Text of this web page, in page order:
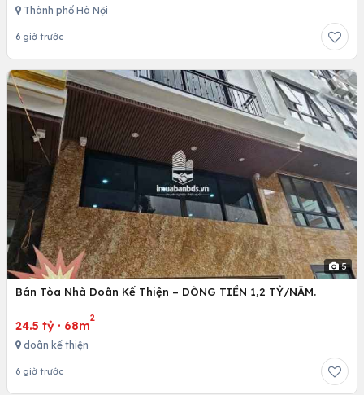
Thành phố Hà Nội
6 giờ trước
5
Bán Tòa Nhà Doãn Kế Thiện – DÒNG TIỀN 1,2 TỶ/NĂM.
24.5 tỷ · 68m
2
doãn kế thiện
6 giờ trước